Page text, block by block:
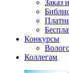
Заказ
Конкурсы
Коллегам